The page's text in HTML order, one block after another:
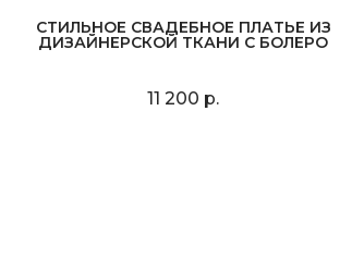
СТИЛЬНОЕ СВАДЕБНОЕ ПЛАТЬЕ ИЗ
ДИЗАЙНЕРСКОЙ ТКАНИ С БОЛЕРО
11 200 р.